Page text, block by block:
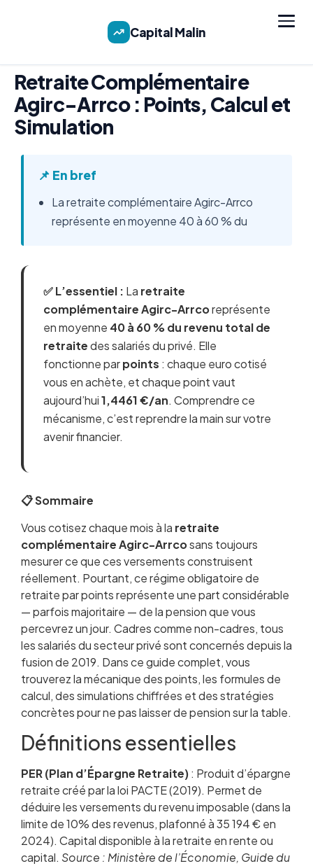
Capital Malin
Retraite Complémentaire
Agirc-Arrco : Points, Calcul et
Simulation
📌 En bref
La retraite complémentaire Agirc-Arrco
représente en moyenne 40 à 60 % du
✅ L’essentiel : La retraite
complémentaire Agirc-Arrcoreprésente
en moyenne 40 à 60 % du revenu total de
retraitedes salariés du privé. Elle
fonctionne parpoints : chaque euro cotisé
vous en achète, et chaque point vaut
aujourd’hui1,4461 €/an. Comprendre ce
mécanisme, c’est reprendre la main sur votre
avenir financier.
📋 Sommaire
Qu’est-ce que la retraite complémentaire
Agirc-Arrco ?
Histoire et fusion Agirc-Arrco : une réforme
structurante
Comment acquérir des points Agirc-Arrco ?
La valeur du point : un levier méconnu
Calculer sa pension complémentaire : la
formule exacte
Le coefficient de minoration temporaire : la
règle qui peut coûter cher
Simulation Agirc-Arrco : trois exemples
concrets
Chômage, maladie, maternité : les périodes
assimilées
Cumul emploi-retraite et Agirc-Arrco
Optimiser ses points avant la retraite
Agirc-Arrco vs PER : les deux piliers de votre
retraite
Questions fréquentes
Vous cotisez chaque mois à la retraite
complémentaire Agirc-Arrcosans toujours
mesurer ce que ces versements construisent
réellement. Pourtant, ce régime obligatoire de
retraite par points représente une part considérable
— parfois majoritaire — de la pension que vous
percevrez un jour. Cadres comme non-cadres, tous
les salariés du secteur privé sont concernés depuis la
fusion de 2019. Dans ce guide complet, vous
trouverez la mécanique des points, les formules de
calcul, des simulations chiffrées et des stratégies
concrètes pour ne pas laisser de pension sur la table.
Définitions essentielles
PER (Plan d’Épargne Retraite): Produit d’épargne
retraite créé par la loi PACTE (2019). Permet de
déduire les versements du revenu imposable (dans la
limite de 10% des revenus, plafonné à 35 194 € en
2024). Capital disponible à la retraite en rente ou
capital. Source : Ministère de l’Économie, Guide du